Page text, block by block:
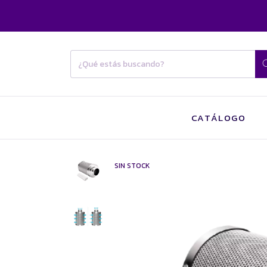
CATÁLOGO
SIN STOCK